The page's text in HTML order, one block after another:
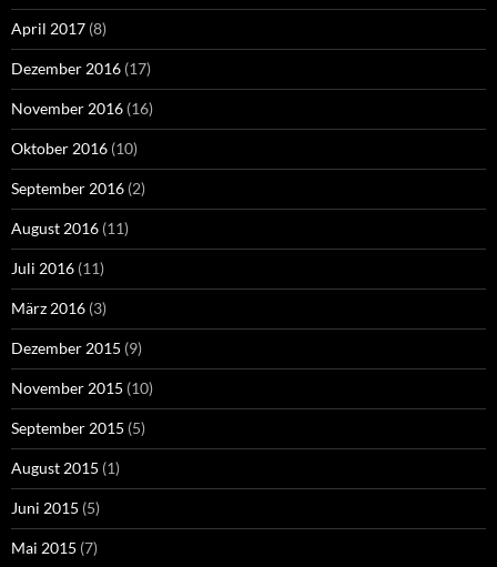
April 2017 (8)
Dezember 2016 (17)
November 2016 (16)
Oktober 2016 (10)
September 2016 (2)
August 2016 (11)
Juli 2016 (11)
März 2016 (3)
Dezember 2015 (9)
November 2015 (10)
September 2015 (5)
August 2015 (1)
Juni 2015 (5)
Mai 2015 (7)